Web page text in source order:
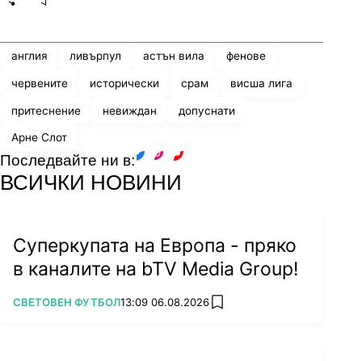
англия ливърпул астън вила фенове
червените исторически срам висша лига
притеснение невиждан допуснати
Арне Слот
Последвайте ни в:
ВСИЧКИ НОВИНИ
Суперкупата на Европа - пряко
в каналите на bTV Media Group!
ПОВЕЧЕ ОТ
СВЕТОВЕН ФУТБОЛ13:09 06.08.2026 add favorites